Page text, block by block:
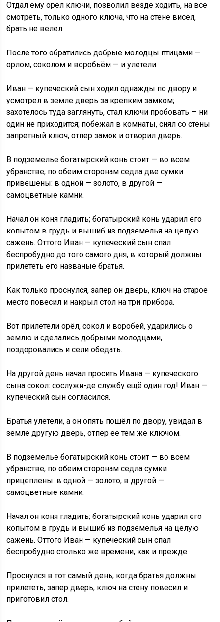
Отдал ему орёл ключи, позволил везде ходить, на все
смотреть, только одного ключа, что на стене висел,
брать не велел.
После того обратились добрые молодцы птицами —
орлом, соколом и воробьём — и улетели.
Иван — купеческий сын ходил однажды по двору и
усмотрел в земле дверь за крепким замком;
захотелось туда заглянуть, стал ключи пробовать — ни
один не приходится; побежал в комнаты, снял со стены
запретный ключ, отпер замок и отворил дверь.
В подземелье богатырский конь стоит — во всем
убранстве, по обеим сторонам седла две сумки
привешены: в одной — золото, в другой —
самоцветные камни.
Начал он коня гладить; богатырский конь ударил его
копытом в грудь и вышиб из подземелья на целую
сажень. Оттого Иван — купеческий сын спал
беспробудно до того самого дня, в который должны
прилететь его названые братья.
Как только проснулся, запер он дверь, ключ на старое
место повесил и накрыл стол на три прибора.
Вот прилетели орёл, сокол и воробей, ударились о
землю и сделались добрыми молодцами,
поздоровались и сели обедать.
На другой день начал просить Ивана — купеческого
сына сокол: сослужи-де службу ещё один год! Иван —
купеческий сын согласился.
Братья улетели, а он опять пошёл по двору, увидал в
земле другую дверь, отпер её тем же ключом.
В подземелье богатырский конь стоит — во всем
убранстве, по обеим сторонам седла сумки
прицеплены: в одной — золото, в другой —
самоцветные камни.
Начал он коня гладить; богатырский конь ударил его
копытом в грудь и вышиб из подземелья на целую
сажень. Оттого Иван — купеческий сын спал
беспробудно столько же времени, как и прежде.
Проснулся в тот самый день, когда братья должны
прилететь, запер дверь, ключ на стену повесил и
приготовил стол.